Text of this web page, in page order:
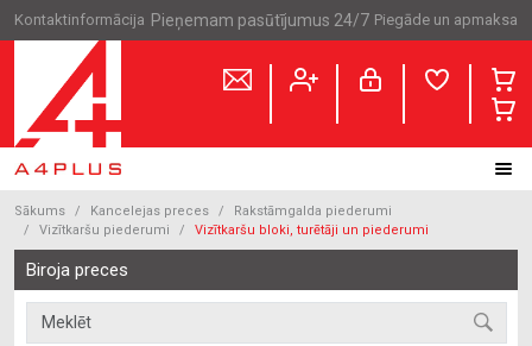
Kontaktinformācija Pieņemam pasūtījumus 24/7 Piegāde un apmaksa
Sākums Kancelejas preces
Rakstāmgalda piederumi
Vizītkaršu piederumi
Vizītkaršu bloki, turētāji un piederumi
Biroja preces